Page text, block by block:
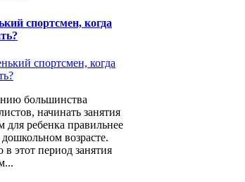
спортсмен, когда
большинства
начинать занятия
для ребенка правильнее
дошкольном возрасте.
этот период занятия